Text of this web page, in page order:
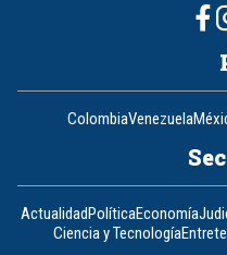
ColombiaVenezuela
ActualidadPolíticaEconomía
Ciencia y Tecnología